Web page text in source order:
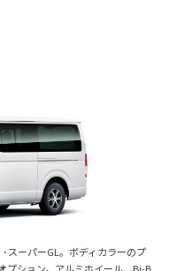
スーパーGL。ボディカラーのプ
プション。アルミホイール、Bi-B